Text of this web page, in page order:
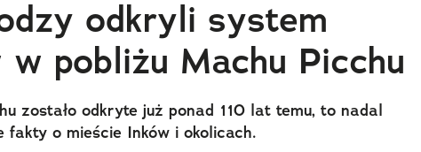
odkryli system
w pobliżu Machu Picchu
zostało odkryte już ponad 110 lat temu, to nadal
fakty o mieście Inków i okolicach.